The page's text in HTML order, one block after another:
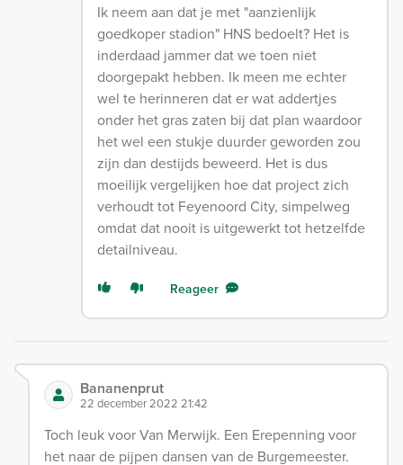
Ik neem aan dat je met "aanzienlijk
goedkoper stadion" HNS bedoelt? Het is
inderdaad jammer dat we toen niet
doorgepakt hebben. Ik meen me echter
wel te herinneren dat er wat addertjes
onder het gras zaten bij dat plan waardoor
het wel een stukje duurder geworden zou
zijn dan destijds beweerd. Het is dus
moeilijk vergelijken hoe dat project zich
verhoudt tot Feyenoord City, simpelweg
omdat dat nooit is uitgewerkt tot hetzelfde
detailniveau.
Reageer
Bananenprut
22 december 2022 21:42
Toch leuk voor Van Merwijk. Een Erepenning voor
het naar de pijpen dansen van de Burgemeester.